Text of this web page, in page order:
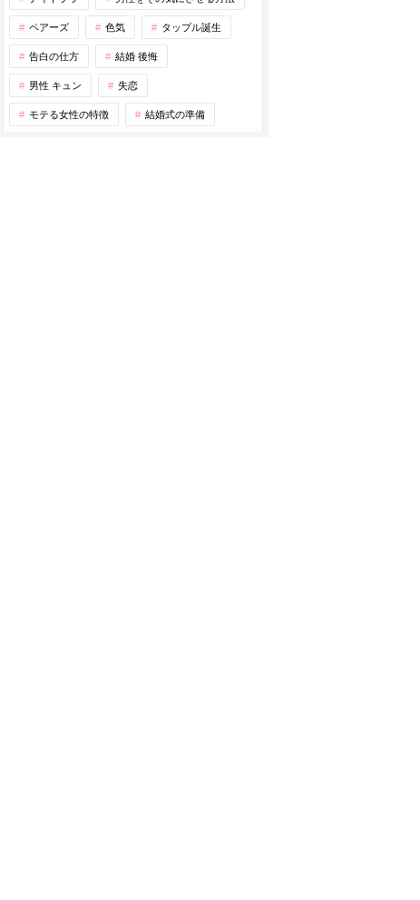
ペアーズ 色気 タップル誕生
告白の仕方 結婚 後悔
男性 キュン 失恋
モテる女性の特徴 結婚式の準備